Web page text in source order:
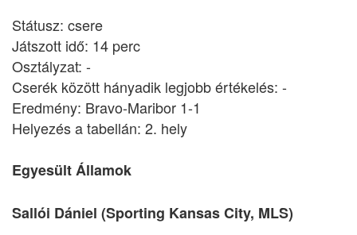
Státusz: csere
Játszott idő: 14 perc
Osztályzat: -
Cserék között hányadik legjobb értékelés: -
Eredmény: Bravo-Maribor 1-1
Helyezés a tabellán: 2. hely
Egyesült Államok
Sallói Dániel (Sporting Kansas City, MLS)